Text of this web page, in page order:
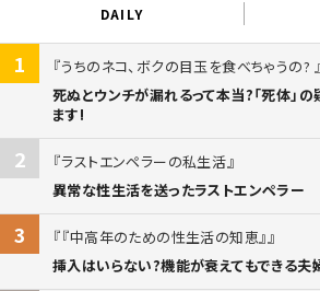
DAILY
1
うちのネコ、ボクの目玉を食べちゃうの?
死ぬとウンチが漏れるって本当?「死体」
ます!
2
ラストエンペラーの私生活
異常な性生活を送ったラストエンペラー
3
『中高年のための性生活の知恵』
挿入はいらない?機能が衰えてもできる夫